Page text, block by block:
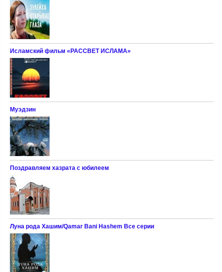
Исламский фильм «РАССВЕТ ИСЛАМА»
Муэдзин
Поздравляем хазрата с юбилеем
Луна рода Хашим/Qamar Bani Hashem Все серии